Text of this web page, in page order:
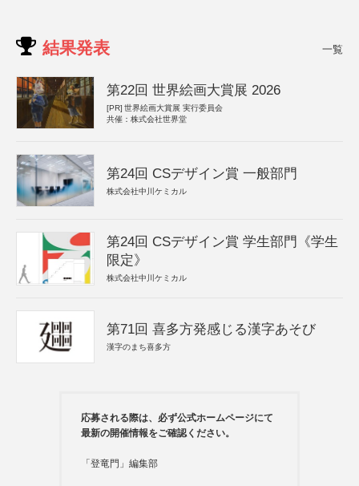
結果発表 一覧
第22回 世界絵画大賞展 2026
[PR] 世界絵画大賞展 実行委員会
共催：株式会社世界堂
第24回 CSデザイン賞 一般部門
株式会社中川ケミカル
第24回 CSデザイン賞 学生部門《学生
限定》
株式会社中川ケミカル
第71回 喜多方発感じる漢字あそび
漢字のまち喜多方
応募される際は、必ず公式ホームページにて
最新の開催情報をご確認ください。
「登竜門」編集部